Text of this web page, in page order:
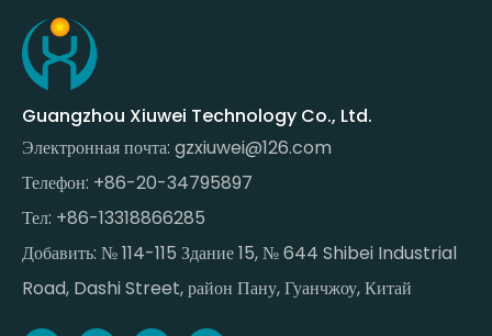
Guangzhou Xiuwei Technology Co., Ltd.
Электронная почта: gzxiuwei@126.com
Телефон: +86-20-34795897
Тел: +86-13318866285
Добавить: № 114-115 Здание 15, № 644 Shibei Industrial
Road, Dashi Street, район Пану, Гуанчжоу, Китай